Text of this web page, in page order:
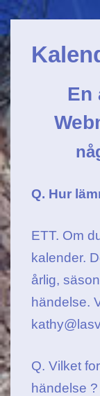
↓
Gå
till
huvudinnehåll
En
Q. Hur
ETT. Om
kalender.
årlig,
händelse.
Q. Vilket
händelse ?